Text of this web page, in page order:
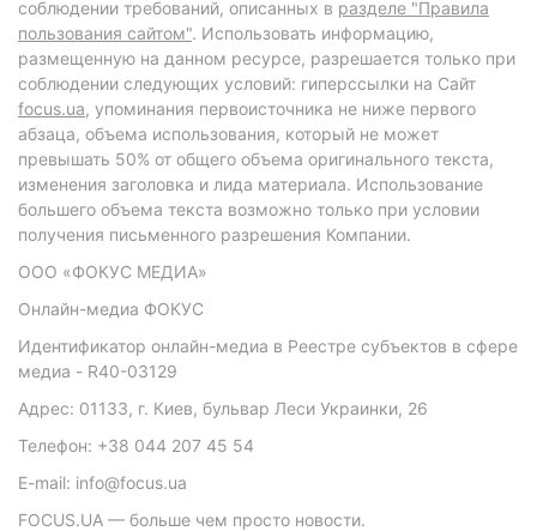
соблюдении требований, описанных в разделе "Правила
пользования сайтом". Использовать информацию,
размещенную на данном ресурсе, разрешается только при
соблюдении следующих условий: гиперссылки на Сайт
focus.ua, упоминания первоисточника не ниже первого
абзаца, объема использования, который не может
превышать 50% от общего объема оригинального текста,
изменения заголовка и лида материала. Использование
большего объема текста возможно только при условии
получения письменного разрешения Компании.
ООО «ФОКУС МЕДИА»
Онлайн-медиа ФОКУС
Идентификатор онлайн-медиа в Реестре субъектов в сфере
медиа - R40-03129
Адрес: 01133, г. Киев, бульвар Леси Украинки, 26
Телефон: +38 044 207 45 54
E-mail: info@focus.ua
FOCUS.UA — больше чем просто новости.